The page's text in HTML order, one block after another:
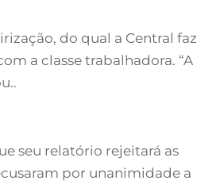
do qual a Central faz
a classe trabalhadora. “A
seu relatório rejeitará as
por unanimidade a